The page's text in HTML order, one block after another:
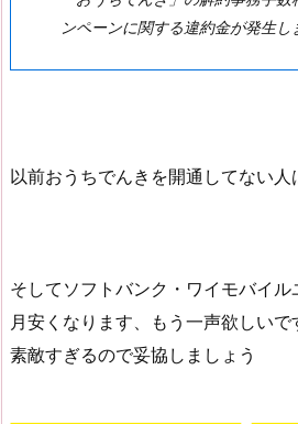
ンペーンに関する違約金が発生し
以前おうちでんきを開通してない人
そしてソフトバンク・ワイモバイ
月安くなります、もう一声欲しい
素敵すぎるので妥協しましょう